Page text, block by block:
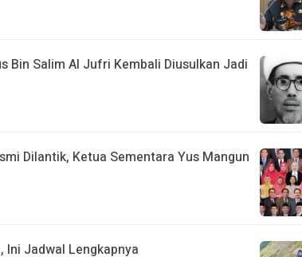
Bin Salim Al Jufri Kembali Diusulkan Jadi
Dilantik, Ketua Sementara Yus Mangun
Ini Jadwal Lengkapnya